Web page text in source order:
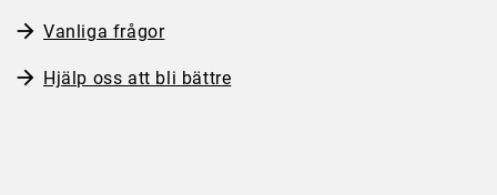
Vanliga frågor
Hjälp oss att bli bättre